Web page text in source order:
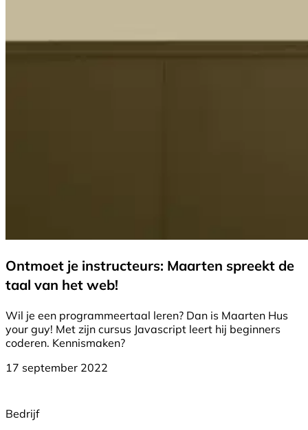
Ontmoet je instructeurs: Maarten spreekt de
taal van het web!
Wil je een programmeertaal leren? Dan is Maarten Hus
your guy! Met zijn cursus Javascript leert hij beginners
coderen. Kennismaken?
17 september 2022
Bedrijf